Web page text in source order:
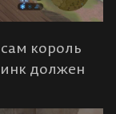
король
должен